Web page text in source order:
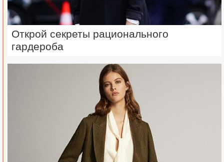
Открой секреты рационального
гардероба